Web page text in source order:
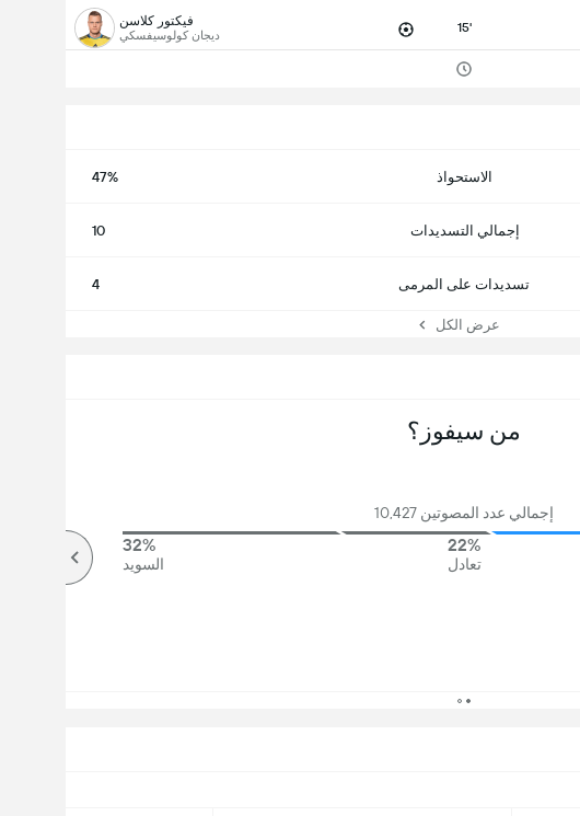
15' فيكتور كلاسن
ديجان كولوسيفسكي
الاستحواذ 47%
إجمالي التسديدات 10
تسديدات على المرمى 4
عرض الكل
من سيفوز؟
إجمالي عدد المصوتين 10,427
22%
تعادل
32%
السويد